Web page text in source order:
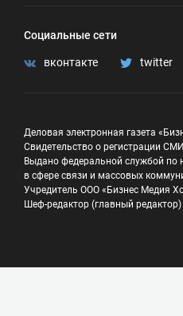
Социальные сети
вконтакте twitter
Деловая электронная газета
Свидетельство о регистрации
Выдано федеральной службой по
в сфере связи и массовых
Учредитель ООО «Бизнес Медия
Шеф-редактор (главный